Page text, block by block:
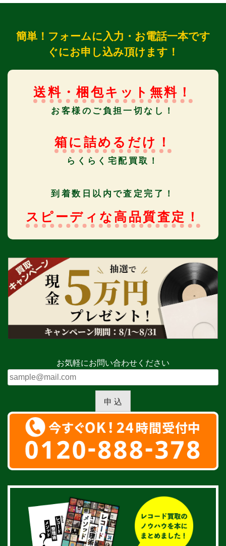
簡単！フォームに入力・お電話一本です
ぐにお申し込み頂けます！
送料・梱包キット無料！
お客様のご負担一切なし！
箱に詰めるだけ！
らくらく宅配買取！
到着数日以内で査定完了！
スピーディな高品質査定！
お気軽にお問い合わせください
申 込